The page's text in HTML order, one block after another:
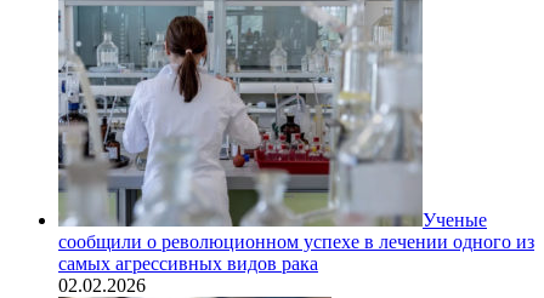
Ученые
сообщили о революционном успехе в лечении одного из
самых агрессивных видов рака
02.02.2026